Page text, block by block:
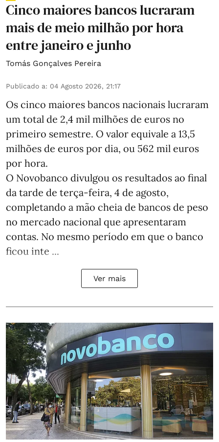
Cinco maiores bancos lucraram
mais de meio milhão por hora
entre janeiro e junho
Tomás Gonçalves Pereira
Publicado a: 04 Agosto 2026, 21:17
Os cinco maiores bancos nacionais lucraram
um total de 2,4 mil milhões de euros no
primeiro semestre. O valor equivale a 13,5
milhões de euros por dia, ou 562 mil euros
por hora.
O Novobanco divulgou os resultados ao final
da tarde de terça-feira, 4 de agosto,
completando a mão cheia de bancos de peso
no mercado nacional que apresentaram
contas. No mesmo período em que o banco
ficou inte ...
Ver mais